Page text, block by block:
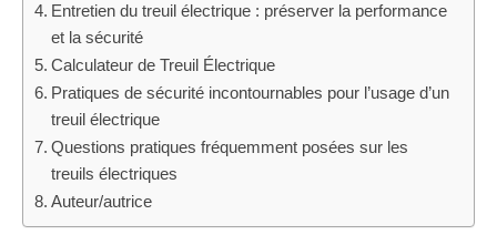
Entretien du treuil électrique : préserver la performance
et la sécurité
Calculateur de Treuil Électrique
Pratiques de sécurité incontournables pour l’usage d’un
treuil électrique
Questions pratiques fréquemment posées sur les
treuils électriques
Auteur/autrice